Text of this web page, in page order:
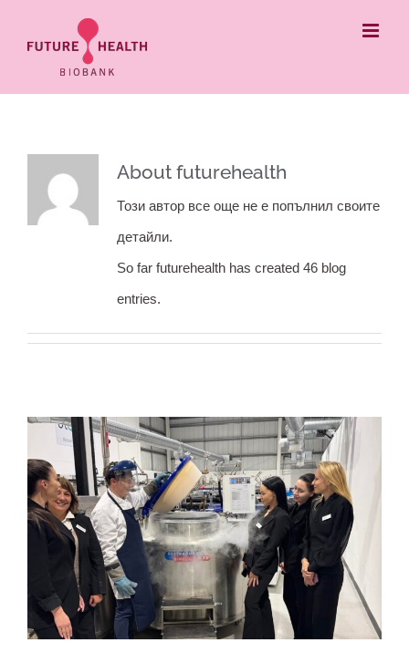
About futurehealth
Този автор все още не е попълнил своите
детайли.
So far futurehealth has created 46 blog
entries.